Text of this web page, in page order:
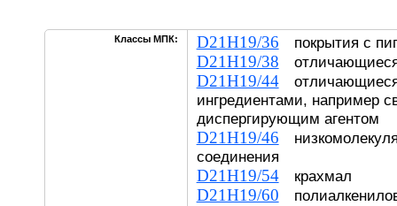
Классы МПК: D21H19/36 покрытия с
D21H19/38
D21H19/44отличающиеся
ингредиентами, например
диспергирующим агентом
D21H19/46
соединения
D21H19/54крахмал
D21H19/60